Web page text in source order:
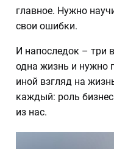
главное. Нужно
свои ошибки.
И напоследок – три
одна жизнь и нужно
иной взгляд на
каждый: роль
из нас.